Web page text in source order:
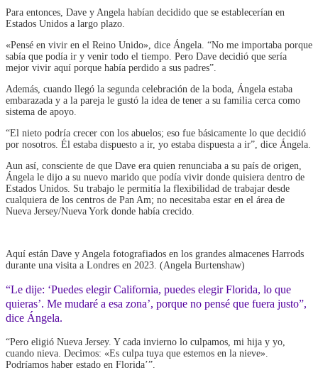
Para entonces, Dave y Angela habían decidido que se establecerían en
Estados Unidos a largo plazo.
«Pensé en vivir en el Reino Unido», dice Ángela. “No me importaba porque
sabía que podía ir y venir todo el tiempo. Pero Dave decidió que sería
mejor vivir aquí porque había perdido a sus padres”.
Además, cuando llegó la segunda celebración de la boda, Ángela estaba
embarazada y a la pareja le gustó la idea de tener a su familia cerca como
sistema de apoyo.
“El nieto podría crecer con los abuelos; eso fue básicamente lo que decidió
por nosotros. Él estaba dispuesto a ir, yo estaba dispuesta a ir”, dice Ángela.
Aun así, consciente de que Dave era quien renunciaba a su país de origen,
Ángela le dijo a su nuevo marido que podía vivir donde quisiera dentro de
Estados Unidos. Su trabajo le permitía la flexibilidad de trabajar desde
cualquiera de los centros de Pan Am; no necesitaba estar en el área de
Nueva Jersey/Nueva York donde había crecido.
Aquí están Dave y Angela fotografiados en los grandes almacenes Harrods
durante una visita a Londres en 2023. (Angela Burtenshaw)
“Le dije: ‘Puedes elegir California, puedes elegir Florida, lo que
quieras’. Me mudaré a esa zona’, porque no pensé que fuera justo”,
dice Ángela.
“Pero eligió Nueva Jersey. Y cada invierno lo culpamos, mi hija y yo,
cuando nieva. Decimos: «Es culpa tuya que estemos en la nieve».
Podríamos haber estado en Florida’”.